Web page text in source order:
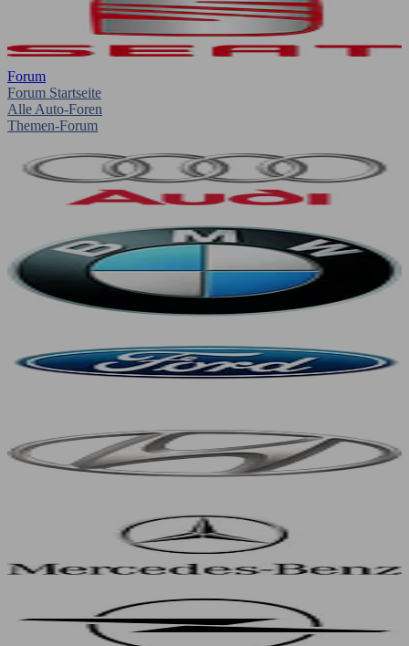
Forum
Forum Startseite
Alle Auto-Foren
Themen-Forum